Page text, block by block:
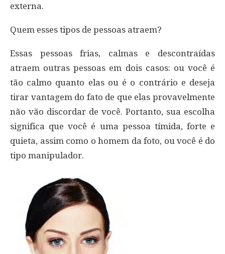
externa.
Quem esses tipos de pessoas atraem?
Essas pessoas frias, calmas e descontraídas
atraem outras pessoas em dois casos: ou você é
tão calmo quanto elas ou é o contrário e deseja
tirar vantagem do fato de que elas provavelmente
não vão discordar de você. Portanto, sua escolha
significa que você é uma pessoa tímida, forte e
quieta, assim como o homem da foto, ou você é do
tipo manipulador.